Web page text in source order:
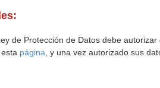
de Protección de Datos debe
página , y una vez autorizado sus